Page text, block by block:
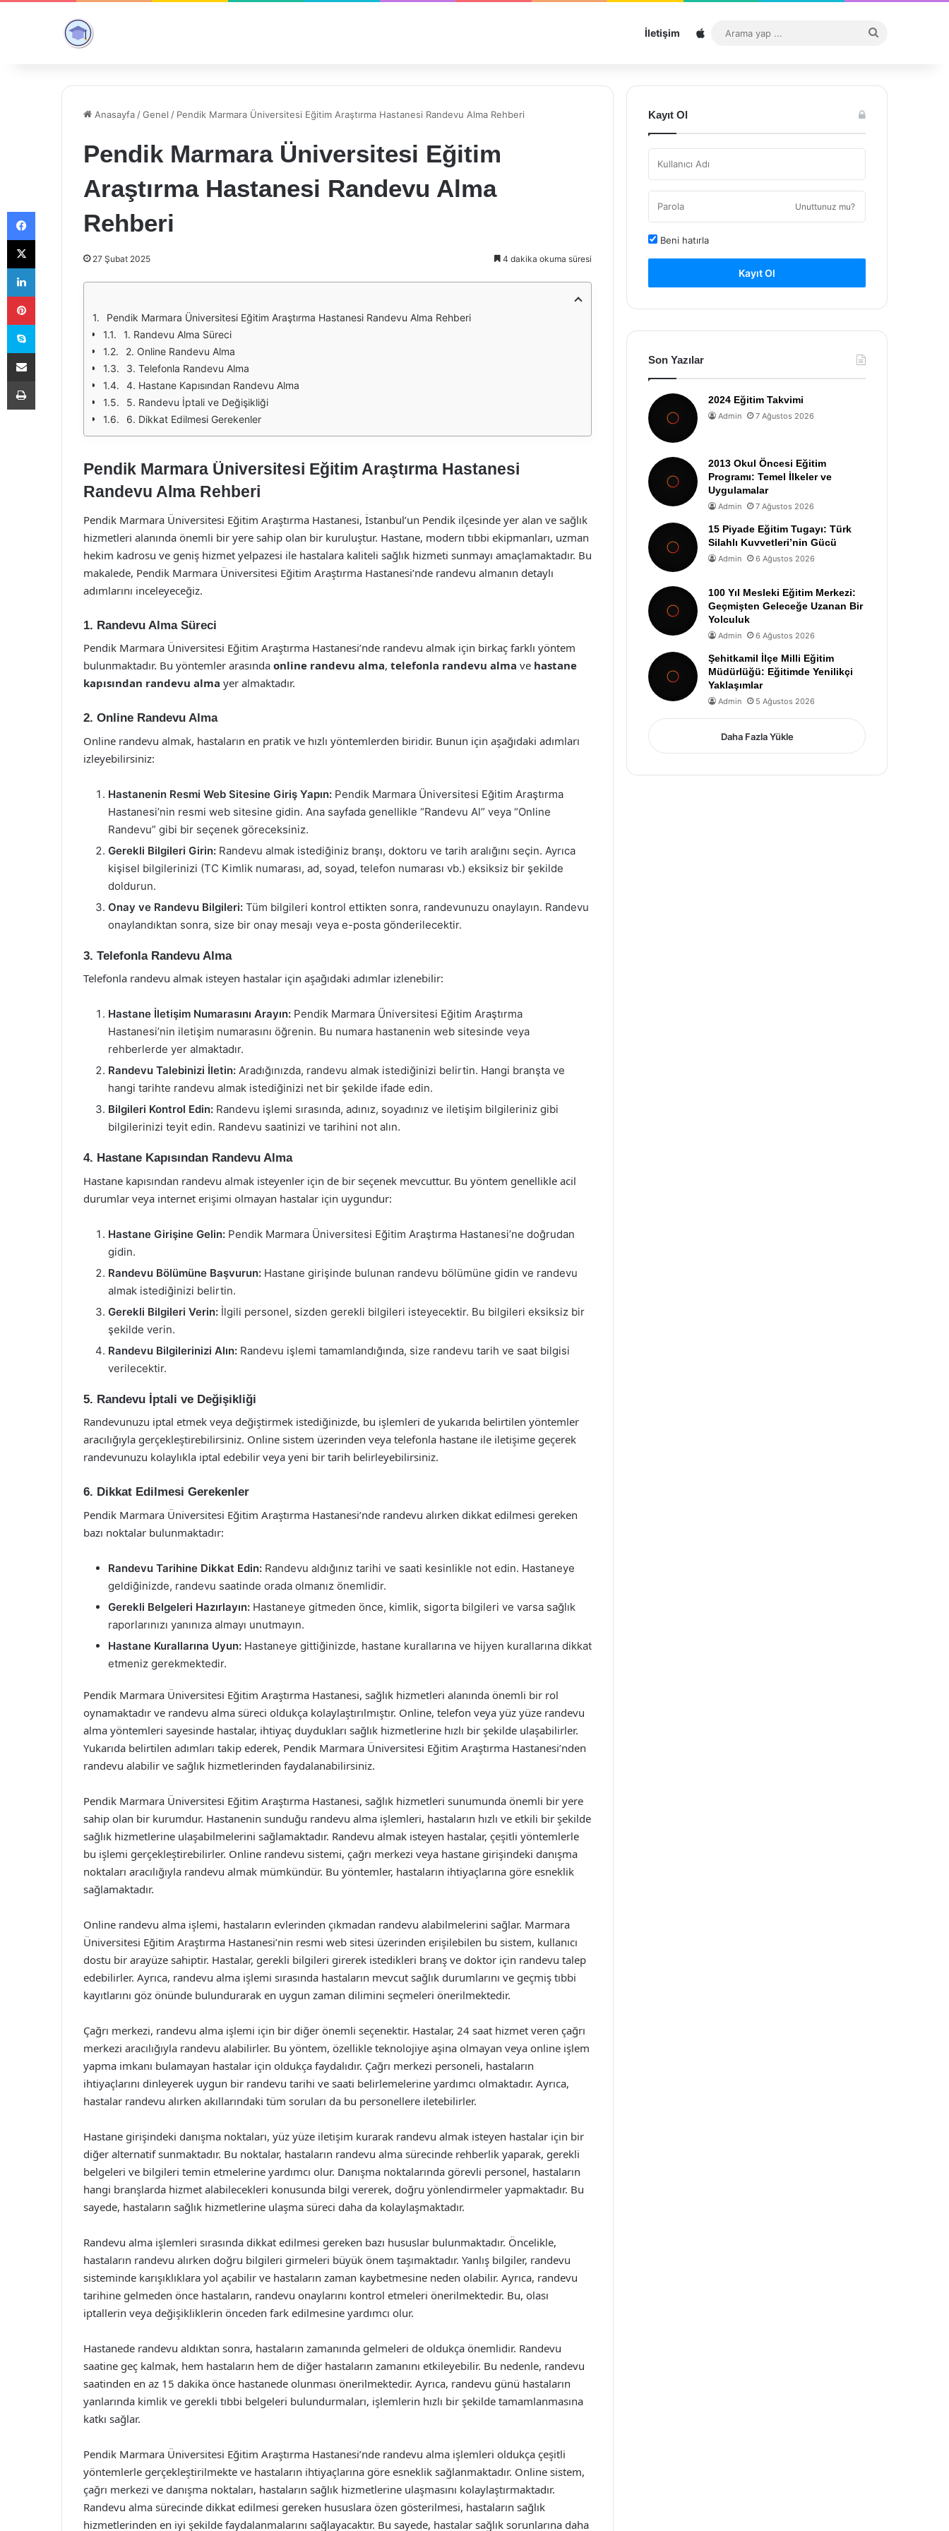
İletişim Sitemap
...
Anasayfa /Genel / Pendik Marmara Üniversitesi Eğitim Araştırma Hastanesi Randevu Alma Rehberi
Pendik Marmara Üniversitesi Eğitim
Araştırma Hastanesi Randevu Alma
Rehberi
27 Şubat 2025 4 dakika okuma süresi
Pendik Marmara Üniversitesi Eğitim Araştırma Hastanesi Randevu Alma Rehberi
1. Randevu Alma Süreci
2. Online Randevu Alma
3. Telefonla Randevu Alma
4. Hastane Kapısından Randevu Alma
5. Randevu İptali ve Değişikliği
6. Dikkat Edilmesi Gerekenler
Pendik Marmara Üniversitesi Eğitim Araştırma Hastanesi
Randevu Alma Rehberi
Pendik Marmara Üniversitesi Eğitim Araştırma Hastanesi, İstanbul’un Pendik ilçesinde yer alan ve sağlık
hizmetleri alanında önemli bir yere sahip olan bir kuruluştur. Hastane, modern tıbbi ekipmanları, uzman
hekim kadrosu ve geniş hizmet yelpazesi ile hastalara kaliteli sağlık hizmeti sunmayı amaçlamaktadır. Bu
makalede, Pendik Marmara Üniversitesi Eğitim Araştırma Hastanesi’nde randevu almanın detaylı
adımlarını inceleyeceğiz.
1. Randevu Alma Süreci
Pendik Marmara Üniversitesi Eğitim Araştırma Hastanesi’nde randevu almak için birkaç farklı yöntem
bulunmaktadır. Bu yöntemler arasında online randevu alma, telefonla randevu alma ve hastane
kapısından randevu alma yer almaktadır.
2. Online Randevu Alma
Online randevu almak, hastaların en pratik ve hızlı yöntemlerden biridir. Bunun için aşağıdaki adımları
izleyebilirsiniz:
Hastanenin Resmi Web Sitesine Giriş Yapın: Pendik Marmara Üniversitesi Eğitim Araştırma
Hastanesi’nin resmi web sitesine gidin. Ana sayfada genellikle “Randevu Al” veya “Online
Randevu” gibi bir seçenek göreceksiniz.
Gerekli Bilgileri Girin: Randevu almak istediğiniz branşı, doktoru ve tarih aralığını seçin. Ayrıca
kişisel bilgilerinizi (TC Kimlik numarası, ad, soyad, telefon numarası vb.) eksiksiz bir şekilde
doldurun.
Onay ve Randevu Bilgileri: Tüm bilgileri kontrol ettikten sonra, randevunuzu onaylayın. Randevu
onaylandıktan sonra, size bir onay mesajı veya e-posta gönderilecektir.
3. Telefonla Randevu Alma
Telefonla randevu almak isteyen hastalar için aşağıdaki adımlar izlenebilir:
Hastane İletişim Numarasını Arayın: Pendik Marmara Üniversitesi Eğitim Araştırma
Hastanesi’nin iletişim numarasını öğrenin. Bu numara hastanenin web sitesinde veya
rehberlerde yer almaktadır.
Randevu Talebinizi İletin: Aradığınızda, randevu almak istediğinizi belirtin. Hangi branşta ve
hangi tarihte randevu almak istediğinizi net bir şekilde ifade edin.
Bilgileri Kontrol Edin: Randevu işlemi sırasında, adınız, soyadınız ve iletişim bilgileriniz gibi
bilgilerinizi teyit edin. Randevu saatinizi ve tarihini not alın.
4. Hastane Kapısından Randevu Alma
Hastane kapısından randevu almak isteyenler için de bir seçenek mevcuttur. Bu yöntem genellikle acil
durumlar veya internet erişimi olmayan hastalar için uygundur:
Hastane Girişine Gelin: Pendik Marmara Üniversitesi Eğitim Araştırma Hastanesi’ne doğrudan
gidin.
Randevu Bölümüne Başvurun: Hastane girişinde bulunan randevu bölümüne gidin ve randevu
almak istediğinizi belirtin.
Gerekli Bilgileri Verin: İlgili personel, sizden gerekli bilgileri isteyecektir. Bu bilgileri eksiksiz bir
şekilde verin.
Randevu Bilgilerinizi Alın: Randevu işlemi tamamlandığında, size randevu tarih ve saat bilgisi
verilecektir.
5. Randevu İptali ve Değişikliği
Randevunuzu iptal etmek veya değiştirmek istediğinizde, bu işlemleri de yukarıda belirtilen yöntemler
aracılığıyla gerçekleştirebilirsiniz. Online sistem üzerinden veya telefonla hastane ile iletişime geçerek
randevunuzu kolaylıkla iptal edebilir veya yeni bir tarih belirleyebilirsiniz.
6. Dikkat Edilmesi Gerekenler
Pendik Marmara Üniversitesi Eğitim Araştırma Hastanesi’nde randevu alırken dikkat edilmesi gereken
bazı noktalar bulunmaktadır:
Randevu Tarihine Dikkat Edin: Randevu aldığınız tarihi ve saati kesinlikle not edin. Hastaneye
geldiğinizde, randevu saatinde orada olmanız önemlidir.
Gerekli Belgeleri Hazırlayın: Hastaneye gitmeden önce, kimlik, sigorta bilgileri ve varsa sağlık
raporlarınızı yanınıza almayı unutmayın.
Hastane Kurallarına Uyun: Hastaneye gittiğinizde, hastane kurallarına ve hijyen kurallarına dikkat
etmeniz gerekmektedir.
Pendik Marmara Üniversitesi Eğitim Araştırma Hastanesi, sağlık hizmetleri alanında önemli bir rol
oynamaktadır ve randevu alma süreci oldukça kolaylaştırılmıştır. Online, telefon veya yüz yüze randevu
alma yöntemleri sayesinde hastalar, ihtiyaç duydukları sağlık hizmetlerine hızlı bir şekilde ulaşabilirler.
Yukarıda belirtilen adımları takip ederek, Pendik Marmara Üniversitesi Eğitim Araştırma Hastanesi’nden
randevu alabilir ve sağlık hizmetlerinden faydalanabilirsiniz.
Pendik Marmara Üniversitesi Eğitim Araştırma Hastanesi, sağlık hizmetleri sunumunda önemli bir yere
sahip olan bir kurumdur. Hastanenin sunduğu randevu alma işlemleri, hastaların hızlı ve etkili bir şekilde
sağlık hizmetlerine ulaşabilmelerini sağlamaktadır. Randevu almak isteyen hastalar, çeşitli yöntemlerle
bu işlemi gerçekleştirebilirler. Online randevu sistemi, çağrı merkezi veya hastane girişindeki danışma
noktaları aracılığıyla randevu almak mümkündür. Bu yöntemler, hastaların ihtiyaçlarına göre esneklik
sağlamaktadır.
Online randevu alma işlemi, hastaların evlerinden çıkmadan randevu alabilmelerini sağlar. Marmara
Üniversitesi Eğitim Araştırma Hastanesi’nin resmi web sitesi üzerinden erişilebilen bu sistem, kullanıcı
dostu bir arayüze sahiptir. Hastalar, gerekli bilgileri girerek istedikleri branş ve doktor için randevu talep
edebilirler. Ayrıca, randevu alma işlemi sırasında hastaların mevcut sağlık durumlarını ve geçmiş tıbbi
kayıtlarını göz önünde bulundurarak en uygun zaman dilimini seçmeleri önerilmektedir.
Çağrı merkezi, randevu alma işlemi için bir diğer önemli seçenektir. Hastalar, 24 saat hizmet veren çağrı
merkezi aracılığıyla randevu alabilirler. Bu yöntem, özellikle teknolojiye aşina olmayan veya online işlem
yapma imkanı bulamayan hastalar için oldukça faydalıdır. Çağrı merkezi personeli, hastaların
ihtiyaçlarını dinleyerek uygun bir randevu tarihi ve saati belirlemelerine yardımcı olmaktadır. Ayrıca,
hastalar randevu alırken akıllarındaki tüm soruları da bu personellere iletebilirler.
Hastane girişindeki danışma noktaları, yüz yüze iletişim kurarak randevu almak isteyen hastalar için bir
diğer alternatif sunmaktadır. Bu noktalar, hastaların randevu alma sürecinde rehberlik yaparak, gerekli
belgeleri ve bilgileri temin etmelerine yardımcı olur. Danışma noktalarında görevli personel, hastaların
hangi branşlarda hizmet alabilecekleri konusunda bilgi vererek, doğru yönlendirmeler yapmaktadır. Bu
sayede, hastaların sağlık hizmetlerine ulaşma süreci daha da kolaylaşmaktadır.
Randevu alma işlemleri sırasında dikkat edilmesi gereken bazı hususlar bulunmaktadır. Öncelikle,
hastaların randevu alırken doğru bilgileri girmeleri büyük önem taşımaktadır. Yanlış bilgiler, randevu
sisteminde karışıklıklara yol açabilir ve hastaların zaman kaybetmesine neden olabilir. Ayrıca, randevu
tarihine gelmeden önce hastaların, randevu onaylarını kontrol etmeleri önerilmektedir. Bu, olası
iptallerin veya değişikliklerin önceden fark edilmesine yardımcı olur.
Hastanede randevu aldıktan sonra, hastaların zamanında gelmeleri de oldukça önemlidir. Randevu
saatine geç kalmak, hem hastaların hem de diğer hastaların zamanını etkileyebilir. Bu nedenle, randevu
saatinden en az 15 dakika önce hastanede olunması önerilmektedir. Ayrıca, randevu günü hastaların
yanlarında kimlik ve gerekli tıbbi belgeleri bulundurmaları, işlemlerin hızlı bir şekilde tamamlanmasına
katkı sağlar.
Pendik Marmara Üniversitesi Eğitim Araştırma Hastanesi’nde randevu alma işlemleri oldukça çeşitli
yöntemlerle gerçekleştirilmekte ve hastaların ihtiyaçlarına göre esneklik sağlanmaktadır. Online sistem,
çağrı merkezi ve danışma noktaları, hastaların sağlık hizmetlerine ulaşmasını kolaylaştırmaktadır.
Randevu alma sürecinde dikkat edilmesi gereken hususlara özen gösterilmesi, hastaların sağlık
hizmetlerinden en iyi şekilde faydalanmalarını sağlayacaktır. Bu sayede, hastalar sağlık sorunlarına daha
Kayıt Ol
Unuttunuz mu?
Beni hatırla
Kayıt Ol
Son Yazılar
2024 Eğitim Takvimi
Admin 7 Ağustos 2026
2013 Okul Öncesi Eğitim
Programı: Temel İlkeler ve
Uygulamalar
Admin 7 Ağustos 2026
15 Piyade Eğitim Tugayı: Türk
Silahlı Kuvvetleri’nin Gücü
Admin 6 Ağustos 2026
100 Yıl Mesleki Eğitim Merkezi:
Geçmişten Geleceğe Uzanan Bir
Yolculuk
Admin 6 Ağustos 2026
Şehitkamil İlçe Milli Eğitim
Müdürlüğü: Eğitimde Yenilikçi
Yaklaşımlar
Admin 5 Ağustos 2026
Daha Fazla Yükle
Facebook
X
LinkedIn
Pinterest
Skype
E-Posta ile paylaş